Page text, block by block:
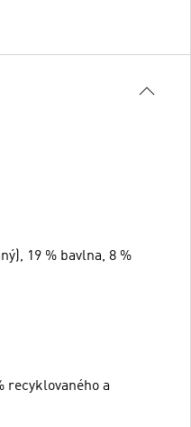
19 % bavlna, 8 %
recyklovaného a